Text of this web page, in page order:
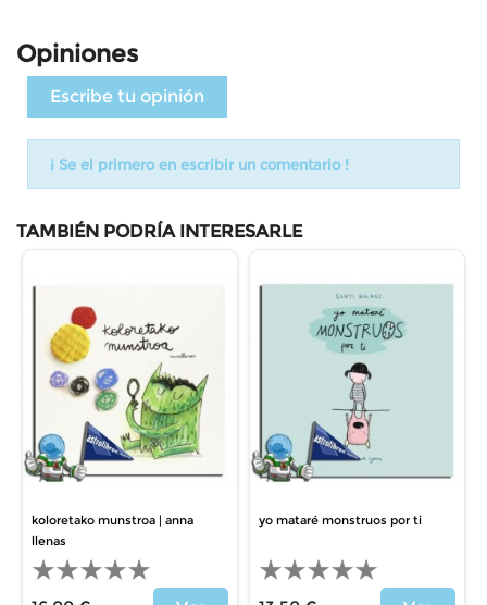
Opiniones
Escribe tu opinión
¡ Se el primero en escribir un comentario !
TAMBIÉN PODRÍA INTERESARLE
koloretako munstroa | anna
llenas
yo mataré monstruos por ti